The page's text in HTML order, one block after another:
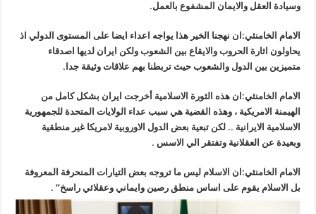
وسيادة العقل والايمان المشفوع بالعمل.
الامام الخامنئي:ان نهجنا الخير هذا يواجه اعداء ايضا على المستوى الدولي اذ
يحاولون اثارة الحروب والايقاع بين الشعوب ولكن ايران لديها اصدقاء
متميزين بين الدول والشعوب حيث تربطنا بهم علاقات وثيقة جدا.
الامام الخامنئي:ان هذه الثورة الاسلامية أخرجت ايران بشكل كامل من
الهيمنة الامريكية ، وهذه القضية هي سبب عداء الولايات المتحدة للجمهورية
الاسلامية الايرانية .. لكن تبعية بعض الدول الاوروبية لامريكا غير منطقية
وبعيدة عن العقلانية وتفتقر الي الاسس .
الامام الخامنئي:ان الاسلام ليس ما تروجه بعض التيارات المنحرفة المعروفة
بل الاسلام يقوم على اساس منطق رصين وايماني وعقلائي راسخ” .